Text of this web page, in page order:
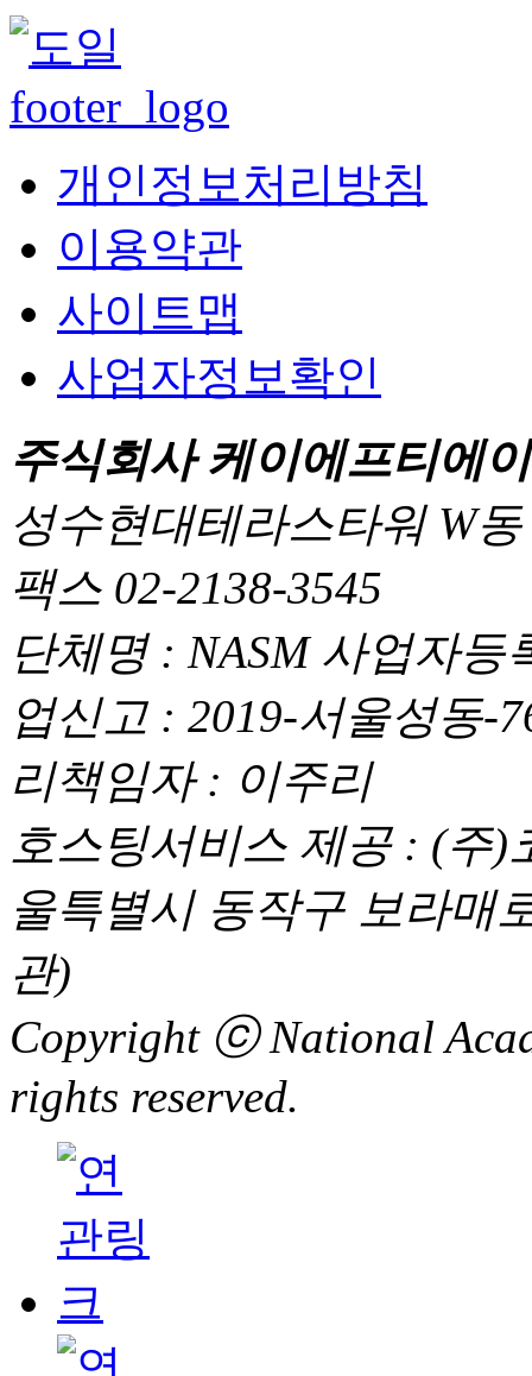
개인정보처리방침
이용약관
사이트맵
사업자정보확인
주식회사 케이에프티에이
성수현대테라스타워 W
팩스 02-2138-3545
단체명 : NASM 사업자등
업신고 : 2019-서울성동-
리책임자 : 이주리
호스팅서비스 제공 : (주
울특별시 동작구 보라매
관)
Copyright ⓒ National
rights reserved.